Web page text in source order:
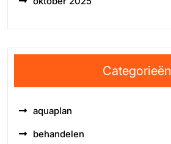
Categorieën
aquaplan
behandelen